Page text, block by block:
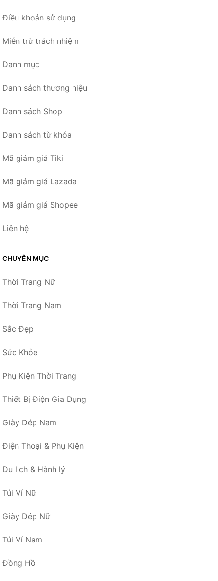
Điều khoản sử dụng
Miễn trừ trách nhiệm
Danh mục
Danh sách thương hiệu
Danh sách Shop
Danh sách từ khóa
Mã giảm giá Tiki
Mã giảm giá Lazada
Mã giảm giá Shopee
Liên hệ
CHUYÊN MỤC
Thời Trang Nữ
Thời Trang Nam
Sắc Đẹp
Sức Khỏe
Phụ Kiện Thời Trang
Thiết Bị Điện Gia Dụng
Giày Dép Nam
Điện Thoại & Phụ Kiện
Du lịch & Hành lý
Túi Ví Nữ
Giày Dép Nữ
Túi Ví Nam
Đồng Hồ